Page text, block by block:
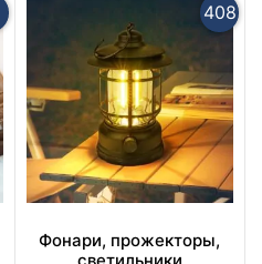
408
Фонари, прожекторы,
светильники